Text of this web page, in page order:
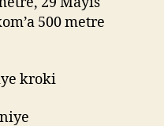
500 metre
kroki